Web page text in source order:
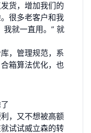
货，增加我们的
很多老客户和我
我就一直用。” 就
，管理规范，系
箱算法优化，也
，又不想被高额
试试威立森的转